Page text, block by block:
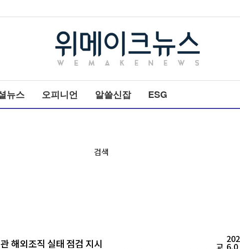
타
타
이
뉴스 오피니언 알쓸신잡 ESG
검색
해외조직 실태 점검 지시 교
202
6.0